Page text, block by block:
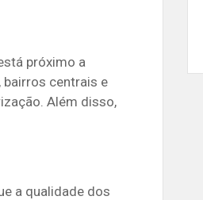
próximo a
bairros centrais e
Além disso,
a qualidade dos